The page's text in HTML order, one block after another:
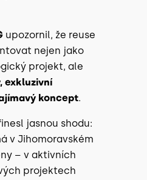
upozornil, že reuse
nejen jako
projekt, ale
exkluzivní
koncept.
jasnou shodu:
v Jihomoravském
– v aktivních
projektech